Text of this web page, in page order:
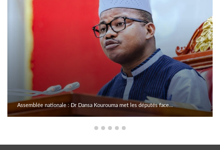
Assemblée nationale : Dr Dansa Kourouma met les députés face…